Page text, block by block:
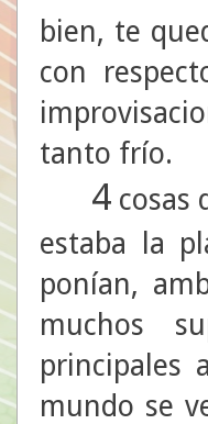
bien, te
con
tanto frío.
4cosas
estaba la
ponían,
muchos
principales
mundo se